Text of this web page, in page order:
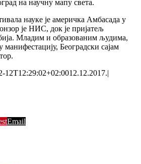
на научну мапу света.
науке је америчка Амбасада у
је НИС, док је пријатељ
Младим и образованим људима,
манифестацију, Београдски сајам
12T12:29:02+02:0012.12.2017.|
Email